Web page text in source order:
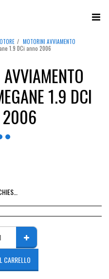
MOTORINI AVVIAMENTO
1.9 DCi anno 2006
1.9 DCI
2006
DEL RICAMBIO IN SEDE.
CARRELLO